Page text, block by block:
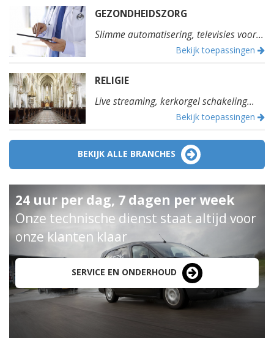
GEZONDHEIDSZORG
Slimme automatisering, televisies voor...
Bekijk toepassingen
RELIGIE
Live streaming, kerkorgel schakeling...
Bekijk toepassingen
BEKIJK ALLE BRANCHES
24 uur per dag, 7 dagen per week
Onze technische dienst staat altijd voor
onze klanten klaar
SERVICE EN ONDERHOUD